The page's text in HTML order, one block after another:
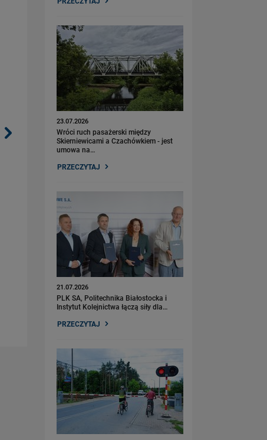
23.07.2026
Wróci ruch pasażerski między
Skierniewicami a Czachówkiem - jest
umowa na…
PRZECZYTAJ
21.07.2026
PLK SA, Politechnika Białostocka i
Instytut Kolejnictwa łączą siły dla…
PRZECZYTAJ